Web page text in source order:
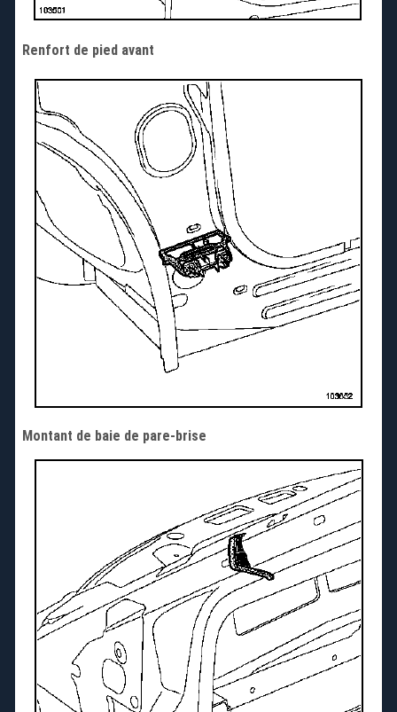
Renfort de pied avant
Montant de baie de pare-brise